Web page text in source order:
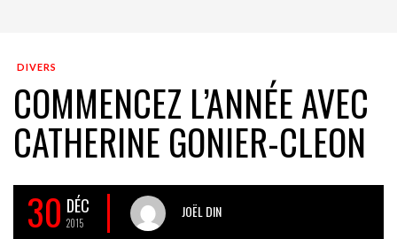
DIVERS
COMMENCEZ L’ANNÉE AVEC
CATHERINE GONIER-CLEON
30 DÉC
2015
JOËL DIN